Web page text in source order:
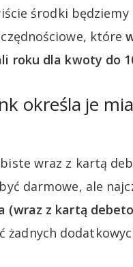
środki
które
roku dla kwoty do
określa je
wraz z kartą
darmowe, ale
(wraz z kartą
żadnych